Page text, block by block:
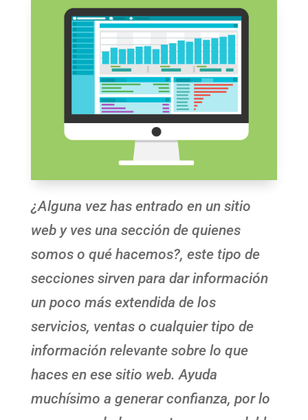
¿Alguna vez has entrado en un sitio
web y ves una sección de quienes
somos o qué hacemos?, este tipo de
secciones sirven para dar información
un poco más extendida de los
servicios, ventas o cualquier tipo de
información relevante sobre lo que
haces en ese sitio web. Ayuda
muchísimo a generar confianza, por lo